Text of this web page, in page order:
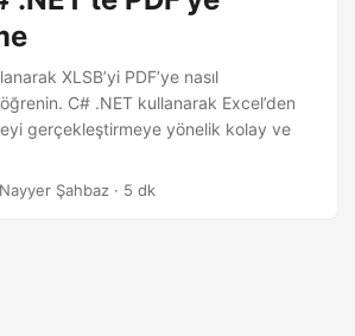
XLSB’yi PDF’ye nasıl
C# .NET kullanarak Excel’den
gerçekleştirmeye yönelik kolay ve
Nayyer Şahbaz · 5 dk